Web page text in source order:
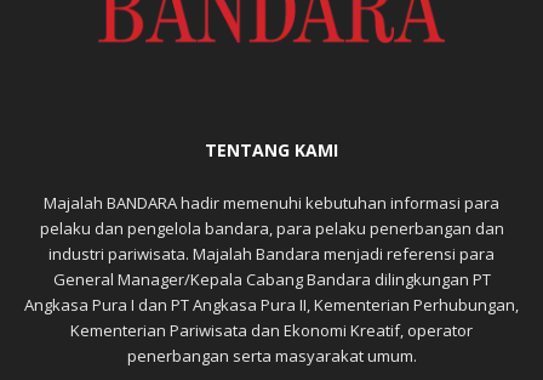
TENTANG KAMI
Majalah BANDARA hadir memenuhi kebutuhan informasi para
pelaku dan pengelola bandara, para pelaku penerbangan dan
industri pariwisata. Majalah Bandara menjadi referensi para
General Manager/Kepala Cabang Bandara dilingkungan PT
Angkasa Pura I dan PT Angkasa Pura II, Kementerian Perhubungan,
Kementerian Pariwisata dan Ekonomi Kreatif, operator
penerbangan serta masyarakat umum.